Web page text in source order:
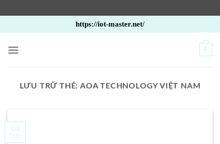
qua
nội
https://iot-master.net/
0
LƯU TRỮ THẺ: AOA TECHNOLOGY VIỆT NAM
03
Th10